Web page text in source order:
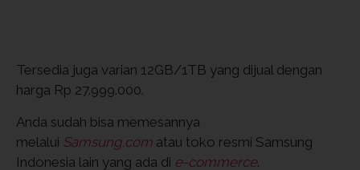
Tersedia juga varian 12GB/1TB yang dijual dengan
harga Rp 27.999.000.
Anda sudah bisa memesannya
melalui Samsung.com atau toko resmi Samsung
Indonesia lain yang ada di e-commerce.